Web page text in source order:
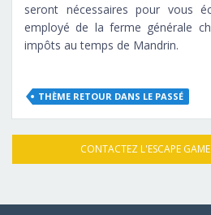
seront nécessaires pour vous
employé de la ferme générale
impôts au temps de Mandrin.
THÈME RETOUR DANS LE PASSÉ
CONTACTEZ L'ESCAPE